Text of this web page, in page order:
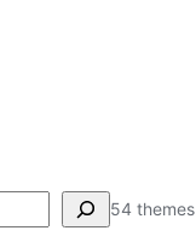
54 themes